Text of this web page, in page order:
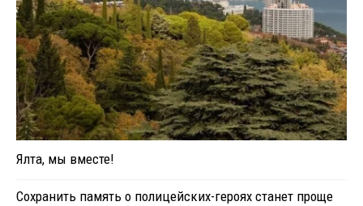
Ялта, мы вместе!
Сохранить память о полицейских-героях станет проще